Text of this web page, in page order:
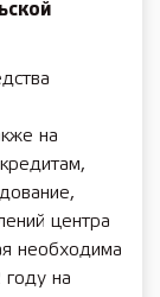
на
центра
необходима
году на